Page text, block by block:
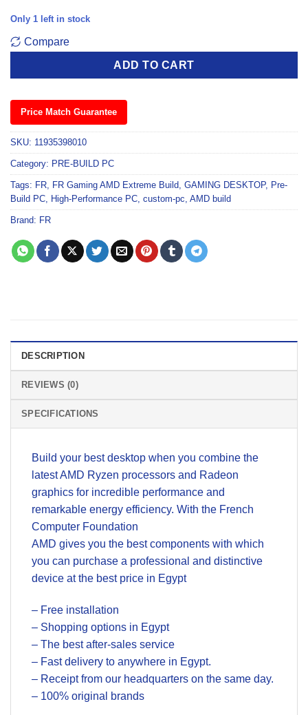
Only 1 left in stock
Compare
ADD TO CART
Price Match Guarantee
SKU: 11935398010
Category: PRE-BUILD PC
Tags: FR, FR Gaming AMD Extreme Build, GAMING DESKTOP, Pre-
Build PC, High-Performance PC, custom-pc, AMD build
Brand: FR
DESCRIPTION
REVIEWS (0)
SPECIFICATIONS
Build your best desktop when you combine the
latest AMD Ryzen processors and Radeon
graphics for incredible performance and
remarkable energy efficiency. With the French
Computer Foundation
AMD gives you the best components with which
you can purchase a professional and distinctive
device at the best price in Egypt
– Free installation
– Shopping options in Egypt
– The best after-sales service
– Fast delivery to anywhere in Egypt.
– Receipt from our headquarters on the same day.
– 100% original brands